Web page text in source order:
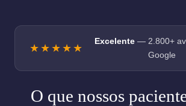
★★★★★
Excelente — 2.800+
Google
O que nossos